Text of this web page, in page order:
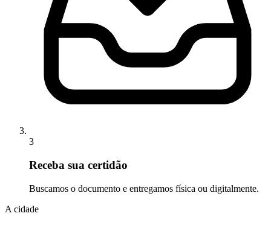
3
Receba sua certidão
Buscamos o documento e entregamos física ou digitalmente.
A cidade